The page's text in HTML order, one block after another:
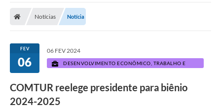
Portal da Transparência
Turismo
Secretarias
Notícias Notícia
FEV
06
06 FEV 2024
DESENVOLVIMENTO ECONÔMICO, TRABALHO E
COMTUR reelege presidente para biênio
2024-2025